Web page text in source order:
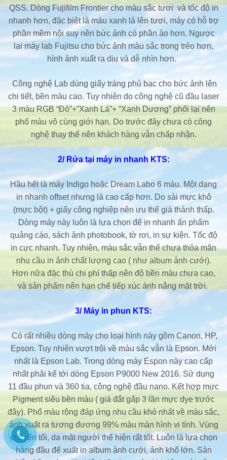
QSS. Dòng Fujifilm Frontier cho màu sắc tươi và tốc độ in
nhanh hơn, đặc biệt là màu xanh lá lên tươi, máy có hỗ trợ
phần mềm nội suy nên bức ảnh có phần ảo hơn. Ngược
lại máy lab Fujitsu cho bức ảnh màu sắc trong trẻo hơn,
hình ảnh xuất ra dịu và dễ nhìn hơn.
Công nghệ Lab dùng giấy tráng phủ bạc cho bức ảnh lên
chi tiết, bền màu cao. Tuy nhiên do công nghệ cũ đầu laser
3 màu RGB “Đỏ”+”Xanh Lá”+ “Xanh Dương” phối lại nên
phổ màu vô cùng giới hạn. Do trước đây chưa có công
nghệ thay thế nên khách hàng vẫn chấp nhận.
2/ Rửa tại máy in nhanh KTS:
Hầu hết là máy Indigo hoặc Dream Labo 6 màu. Một dạng
in nhanh offset nhưng là cao cấp hơn. Do sài mực khô
(mực bột) + giấy công nghiệp nên ưu thế giá thành thấp.
Dòng máy này luôn là lựa chọn để in nhanh ấn phẩm
quảng cáo, sách ảnh photobook, tờ rơi, in sự kiện. Tốc độ
in cực nhanh. Tuy nhiên, màu sắc vẫn thể chưa thỏa mãn
nhu cầu in ảnh chất lượng cao ( như album ảnh cưới).
Hơn nữa đặc thù chi phí thấp nên độ bền màu chưa cao,
và sản phẩm nên hạn chế tiếp xúc ánh nắng mặt trời.
3/ Máy in phun KTS:
Có rất nhiều dòng máy cho loại hình này gồm Canon, HP,
Epson. Tuy nhiên vượt trội về màu sắc vẫn là Epson. Mới
nhất là Epson Lab. Trong dòng máy Espon này cao cấp
nhất phải kể tới dòng Epson P9000 New 2016. Sử dụng
11 đầu phun và 360 tia, công nghệ đầu nano. Kết hợp mực
Pigment siêu bền màu ( giá đắt gấp 3 lần mực dye trước
đây). Phổ màu rộng đáp ứng nhu cầu khó nhất về màu sắc,
ảnh xuất ra tương đương 99% màu màn hình vi tính. Vùng
chuyển tối, da mặt người thể hiện rất tốt. Luôn là lựa chọn
hàng đầu để xuất in album ảnh cưới, ảnh khổ lớn. Sản